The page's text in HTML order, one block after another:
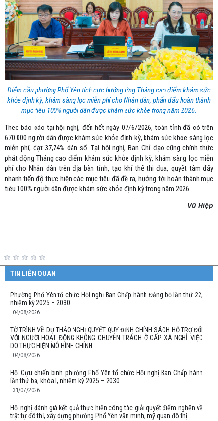
Điểm cầu phường Phổ Yên tích cực hưởng ứng Tháng cao điểm khám sức
khỏe định kỳ, khám sàng lọc miễn phí cho Nhân dân, phấn đấu hoàn thành
mục tiêu 100% người dân được khám sức khỏe trong năm 2026.
Theo báo cáo tại hội nghị, đến hết ngày 07/6/2026, toàn tỉnh đã có trên
670.000 người dân được khám sức khỏe định kỳ, khám sức khỏe sàng lọc
miễn phí, đạt 37,74% dân số. Tại hội nghị, Ban Chỉ đạo cũng chính thức
phát động Tháng cao điểm khám sức khỏe định kỳ, khám sàng lọc miễn
phí cho Nhân dân trên địa bàn tỉnh, tạo khí thế thi đua, quyết tâm đẩy
nhanh tiến độ thực hiện các mục tiêu đã đề ra, hướng tới hoàn thành mục
tiêu 100% người dân được khám sức khỏe định kỳ trong năm 2026.
Vũ Hiệp
TIN LIÊN QUAN
Phường Phổ Yên tổ chức Hội nghị Ban Chấp hành Đảng bộ lần thứ 22,
nhiệm kỳ 2025 – 2030
04/08/2026
TỜ TRÌNH VỀ DỰ THẢO NGHỊ QUYẾT QUY ĐỊNH CHÍNH SÁCH HỖ TRỢ ĐỐI
VỚI NGƯỜI HOẠT ĐỘNG KHÔNG CHUYÊN TRÁCH Ở CẤP XÃ NGHỈ VIỆC
DO THỰC HIỆN MÔ HÌNH CHÍNH
04/08/2026
Hội Cựu chiến binh phường Phổ Yên tổ chức Hội nghị Ban Chấp hành
lần thứ ba, khóa I, nhiệm kỳ 2025 – 2030
31/07/2026
Hội nghị đánh giá kết quả thực hiện công tác giải quyết điểm nghẽn về
trật tự đô thị, xây dựng phường Phổ Yên văn minh, mỹ quan đô thị